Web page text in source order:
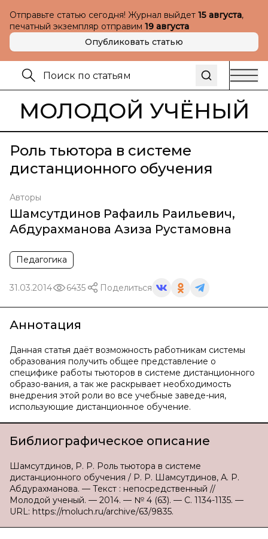
Отправьте статью сегодня! Журнал выйдет 15 августа,
печатный экземпляр отправим 19 августа
Опубликовать статью
МОЛОДОЙ УЧЁНЫЙ
Роль тьютора в системе
дистанционного обучения
Авторы
Шамсутдинов Рафаиль Раильевич,
Абдурахманова Азиза Рустамовна
Педагогика
31.03.2014 6435 Поделиться
Аннотация
Данная статья даёт возможность работникам системы
образования получить общее представление о
специфике работы тьюторов в системе дистанционного
образо-вания, а так же раскрывает необходимость
внедрения этой роли во все учебные заведе-ния,
использующие дистанционное обучение.
Библиографическое описание
Шамсутдинов, Р. Р. Роль тьютора в системе
дистанционного обучения / Р. Р. Шамсутдинов, А. Р.
Абдурахманова. — Текст : непосредственный //
Молодой ученый. — 2014. — № 4 (63). — С. 1134-1135. —
URL: https://moluch.ru/archive/63/9835.